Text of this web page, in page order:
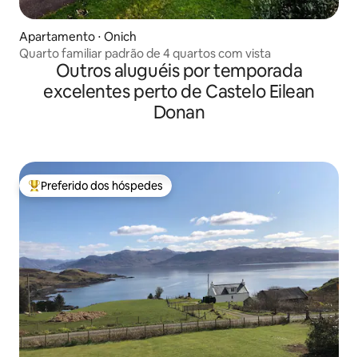
Apartamento ⋅ Onich
Quarto familiar padrão de 4 quartos com vista
Outros aluguéis por temporada
excelentes perto de Castelo Eilean
Donan
Entre os melhores preferidos dos hóspedes
Preferido dos hóspedes